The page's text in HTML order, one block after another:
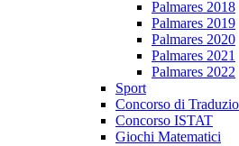
Palmares 2018
Palmares 2019
Palmares 2020
Palmares 2021
Palmares 2022
Sport
Concorso di
Concorso ISTAT
Giochi Matematici